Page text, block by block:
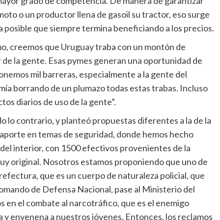
o un productor llena de gasoil su tractor, eso surge
que siempre termina beneficiando a los precios.
creemos que Uruguay traba con un montón de
la gente. Esas pymes generan una oportunidad de
mil barreras, especialmente a la gente del
borrando de un plumazo todas estas trabas. Incluso
diarios de uso de la gente”.
lo contrario, y planteó propuestas diferentes a la de la
en temas de seguridad, donde hemos hecho
interior, con 1500 efectivos provenientes de la
original. Nosotros estamos proponiendo que uno de
que es un cuerpo de naturaleza policial, que
de Defensa Nacional, pase al Ministerio del
en el combate al narcotráfico, que es el enemigo
envenena a nuestros jóvenes. Entonces, los reclamos